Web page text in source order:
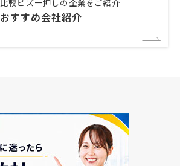
比較ビズ一押しの企業をご紹介
おすすめ会社紹介